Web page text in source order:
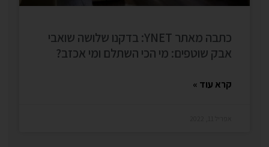
כתבה מאתר YNET: בדקנו שלושה שואבי
אבק שוטפים: מי הכי השתלם ומי אכזב?
קרא עוד »